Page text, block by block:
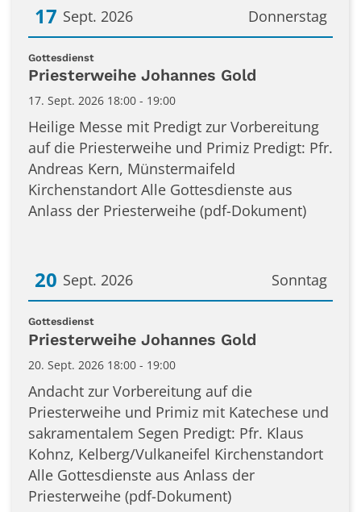
Donnerstag
17 Sept. 2026
Datum: 17. September 2026
Gottesdienst:
Priesterweihe Johannes Gold
17. Sept. 2026 18:00 - 19:00
Heilige Messe mit Predigt zur Vorbereitung
auf die Priesterweihe und Primiz Predigt: Pfr.
Andreas Kern, Münstermaifeld
Kirchenstandort Alle Gottesdienste aus
Anlass der Priesterweihe (pdf-Dokument)
Sonntag
20 Sept. 2026
Datum: 20. September 2026
Gottesdienst:
Priesterweihe Johannes Gold
20. Sept. 2026 18:00 - 19:00
Andacht zur Vorbereitung auf die
Priesterweihe und Primiz mit Katechese und
sakramentalem Segen Predigt: Pfr. Klaus
Kohnz, Kelberg/Vulkaneifel Kirchenstandort
Alle Gottesdienste aus Anlass der
Priesterweihe (pdf-Dokument)